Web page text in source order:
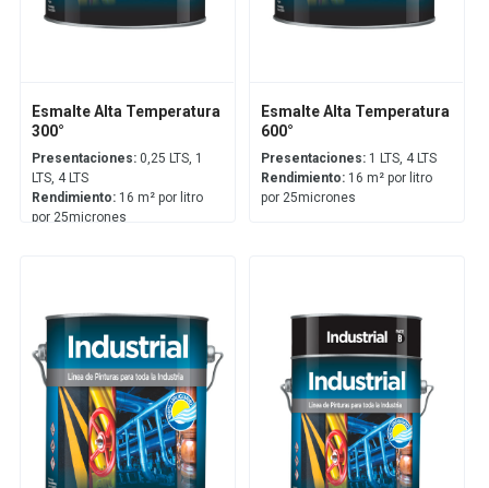
Esmalte Alta Temperatura
300°
Presentaciones:0,25 LTS, 1
LTS, 4 LTS
Rendimiento:16 m² por litro
por 25micrones
Esmalte Alta Temperatura
600°
Presentaciones:1 LTS, 4 LTS
Rendimiento:16 m² por litro
por 25micrones